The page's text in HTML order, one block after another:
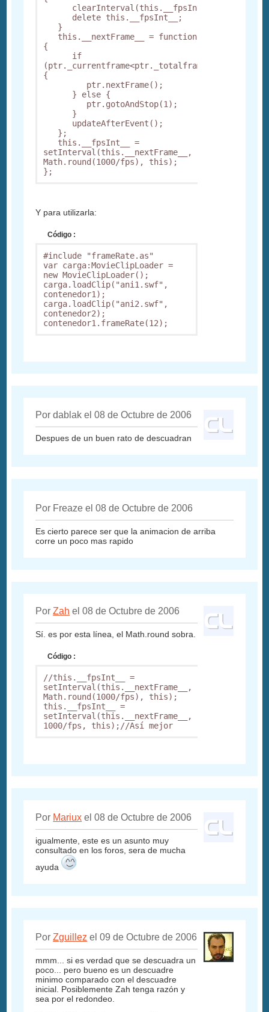
clearInterval(this.__fpsInt__);
delete this.__fpsInt__;
}
this.__nextFrame__ = function(ptr)
{
if
(ptr._currentframe<ptr._totalframes)
{
ptr.nextFrame();
} else {
ptr.gotoAndStop(1);
}
updateAfterEvent();
};
this.__fpsInt__ =
setInterval(this.__nextFrame__,
Math.round(1000/fps), this);
Y para utilizarla:
Código :
#include "frameRate.as"
var carga:MovieClipLoader =
new MovieClipLoader();
carga.loadClip("ani1.swf",
contenedor1);
carga.loadClip("ani2.swf",
contenedor2);
contenedor1.frameRate(12);
Por dablak el 08 de Octubre de 2006
Despues de un buen rato de descuadran
Por Freaze el 08 de Octubre de 2006
Es cierto parece ser que la animacion de arriba
corre un poco mas rapido
PorZah el 08 de Octubre de 2006
Sí. es por esta línea, el Math.round sobra.
Código :
//this.__fpsInt__ =
setInterval(this.__nextFrame__,
Math.round(1000/fps), this);
this.__fpsInt__ =
setInterval(this.__nextFrame__,
Por Mariux el 08 de Octubre de 2006
igualmente, este es un asunto muy
consultado en los foros, sera de mucha
ayuda
PorZguillez el 09 de Octubre de 2006
mmm... si es verdad que se descuadra un
poco... pero bueno es un descuadre
minimo comparado con el descuadre
inicial. Posiblemente Zah tenga razón y
sea por el redondeo.